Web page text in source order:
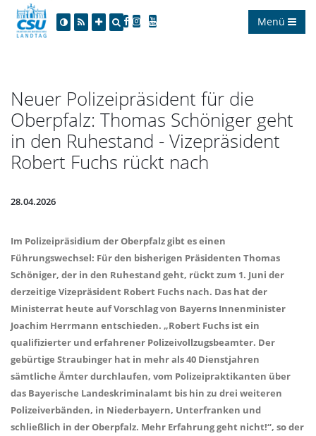
Menü
Neuer Polizeipräsident für die
Oberpfalz: Thomas Schöniger geht
in den Ruhestand - Vizepräsident
Robert Fuchs rückt nach
28.04.2026
Im Polizeipräsidium der Oberpfalz gibt es einen
Führungswechsel: Für den bisherigen Präsidenten Thomas
Schöniger, der in den Ruhestand geht, rückt zum 1. Juni der
derzeitige Vizepräsident Robert Fuchs nach. Das hat der
Ministerrat heute auf Vorschlag von Bayerns Innenminister
Joachim Herrmann entschieden. „Robert Fuchs ist ein
qualifizierter und erfahrener Polizeivollzugsbeamter. Der
gebürtige Straubinger hat in mehr als 40 Dienstjahren
sämtliche Ämter durchlaufen, vom Polizeipraktikanten über
das Bayerische Landeskriminalamt bis hin zu drei weiteren
Polizeiverbänden, in Niederbayern, Unterfranken und
schließlich in der Oberpfalz. Mehr Erfahrung geht nicht!“, so der